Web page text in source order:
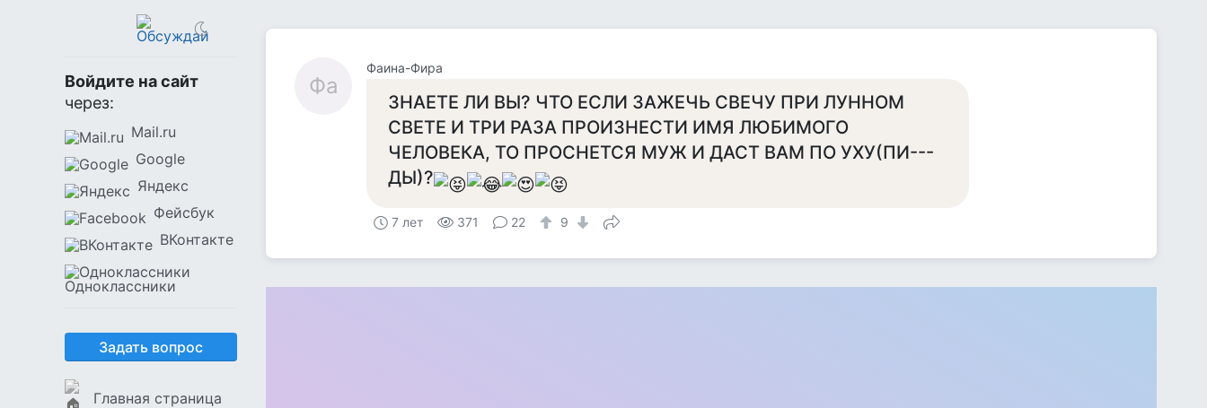
Войдите на сайт
через:
Mail.ru
Google
Яндекс
Фейсбук
ВКонтакте
Одноклассники
Задать вопрос
Главная страница
Фа
Фаина-Фира
ЗНАЕТЕ ЛИ ВЫ? ЧТО ЕСЛИ ЗАЖЕЧЬ СВЕЧУ ПРИ ЛУННОМ
СВЕТЕ И ТРИ РАЗА ПРОИЗНЕСТИ ИМЯ ЛЮБИМОГО
ЧЕЛОВЕКА, ТО ПРОСНЕТСЯ МУЖ И ДАСТ ВАМ ПО УХУ(ПИ---
ДЫ)?
7 лет 371 22 9